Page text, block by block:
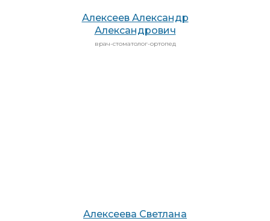
Алексеев Александр
Александрович
врач-стоматолог-ортопед
Алексеева Светлана